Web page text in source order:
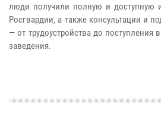
люди получили полную и доступную
Росгвардии, а также консультации и
— от трудоустройства до поступления
заведения.